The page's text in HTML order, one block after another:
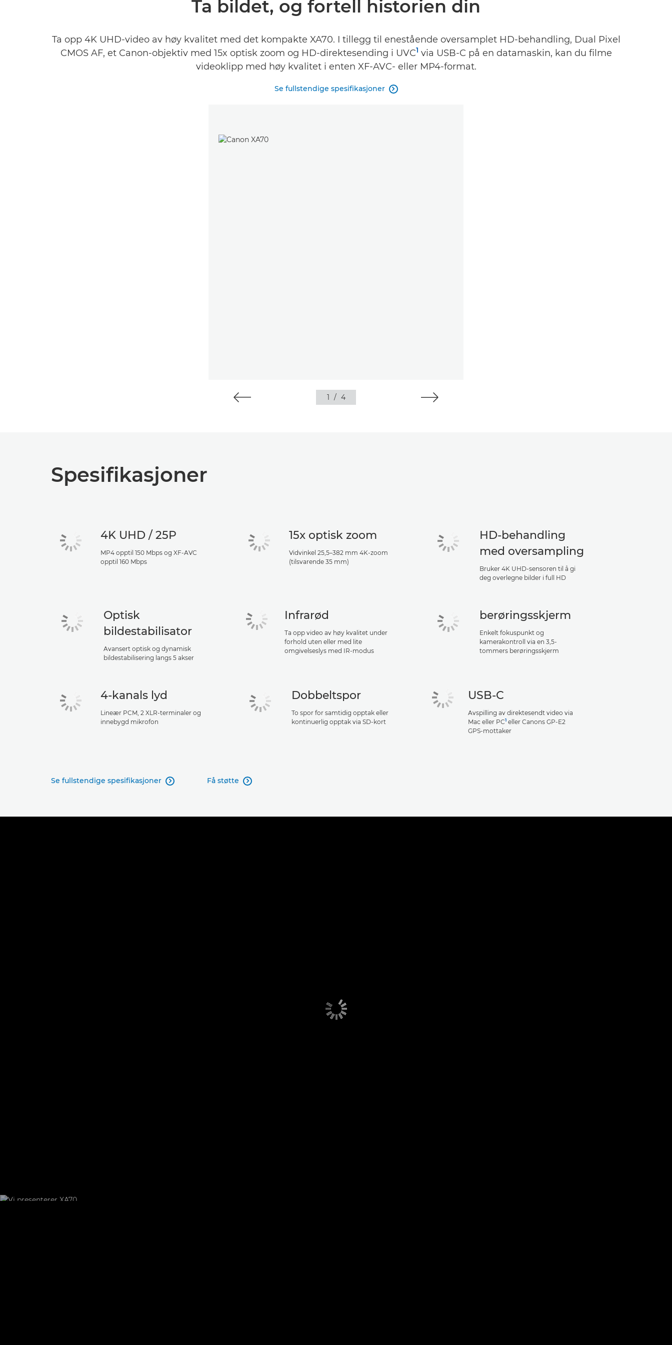
Ta bildet, og fortell historien din
Ta opp 4K UHD-video av høy kvalitet med det kompakte XA70. I tillegg til enestående oversamplet HD-behandling, Dual Pixel
CMOS AF, et Canon-objektiv med 15x optisk zoom og HD-direktesending i UVC1 via USB-C på en datamaskin, kan du filme
videoklipp med høy kvalitet i enten XF-AVC- eller MP4-format.
Se fullstendige spesifikasjoner 
1 / 4
Spesifikasjoner
4K UHD / 25P
MP4 opptil 150 Mbps og XF-AVC
opptil 160 Mbps
15x optisk zoom
Vidvinkel 25,5–382 mm 4K-zoom
(tilsvarende 35 mm)
HD-behandling
med oversampling
Bruker 4K UHD-sensoren til å gi
deg overlegne bilder i full HD
Optisk
bildestabilisator
Avansert optisk og dynamisk
bildestabilisering langs 5 akser
Infrarød
Ta opp video av høy kvalitet under
forhold uten eller med lite
omgivelseslys med IR-modus
berøringsskjerm
Enkelt fokuspunkt og
kamerakontroll via en 3,5-
tommers berøringsskjerm
4-kanals lyd
Lineær PCM, 2 XLR-terminaler og
innebygd mikrofon
Dobbeltspor
To spor for samtidig opptak eller
kontinuerlig opptak via SD-kort
USB-C
Avspilling av direktesendt video via
Mac eller PC1 eller Canons GP-E2
GPS-mottaker
Se fullstendige spesifikasjoner  Få støtte 